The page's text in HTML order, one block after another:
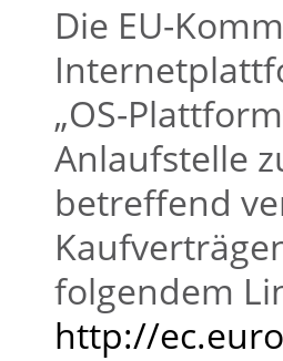
Die EU-
„OS-
Anlaufstelle
betreffend
folgendem
http://